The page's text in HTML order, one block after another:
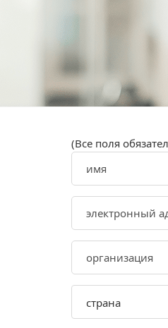
(Все поля
страна